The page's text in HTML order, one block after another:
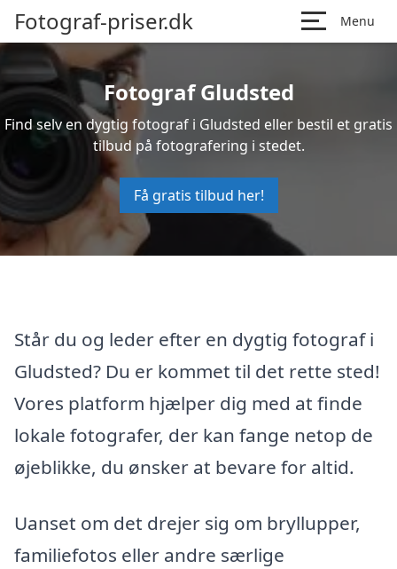
Fotograf-priser.dk Menu
Fotograf Gludsted
Find selv en dygtig fotograf i Gludsted eller bestil et gratis
tilbud på fotografering i stedet.
Få gratis tilbud her!
Står du og leder efter en dygtig fotograf i
Gludsted? Du er kommet til det rette sted!
Vores platform hjælper dig med at finde
lokale fotografer, der kan fange netop de
øjeblikke, du ønsker at bevare for altid.
Uanset om det drejer sig om bryllupper,
familiefotos eller andre særlige